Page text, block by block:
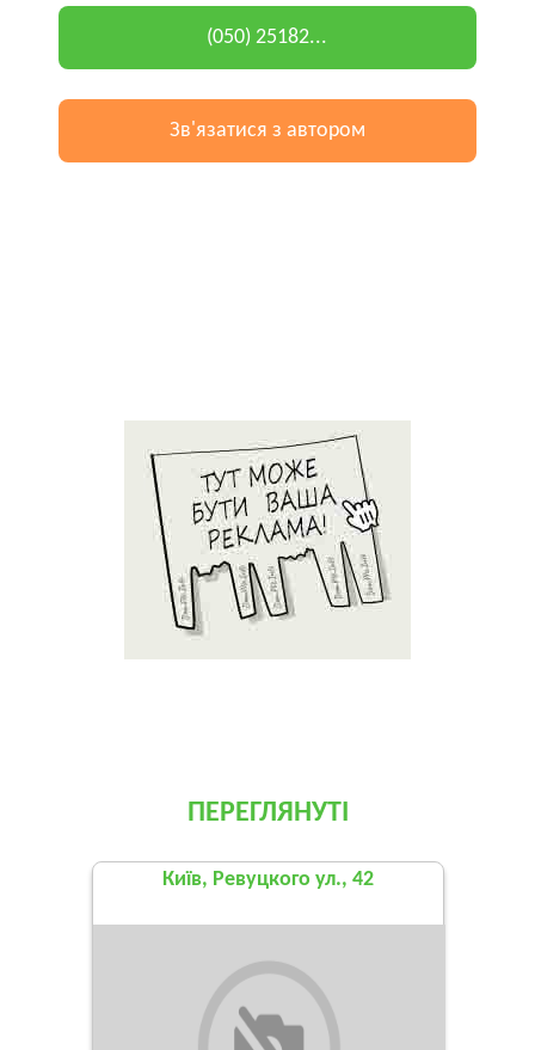
(050) 25182...
Зв'язатися з автором
ПЕРЕГЛЯНУТІ
Київ, Ревуцкого ул., 42